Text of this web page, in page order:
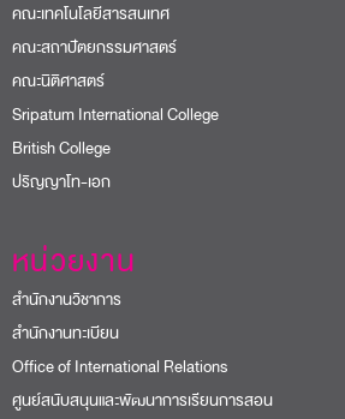
คณะเทคโนโลยีสารสนเทศ
คณะสถาปัตยกรรมศาสตร์
คณะนิติศาสตร์
Sripatum International College
British College
ปริญญาโท-เอก
หน่วยงาน
สำนักงานวิชาการ
สำนักงานทะเบียน
Office of International Relations
ศูนย์สนับสนุนและพัฒนาการเรียนการสอน